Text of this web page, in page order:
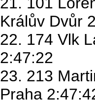
Králův Dvůr
22. 174 Vlk
2:47:22
23. 213
Praha